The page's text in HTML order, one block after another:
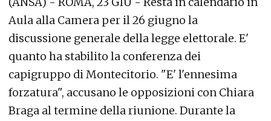
Aula alla Camera per il 26 giugno la
discussione generale della legge elettorale. E'
quanto ha stabilito la conferenza dei
capigruppo di Montecitorio. "E' l'ennesima
forzatura", accusano le opposizioni con Chiara
Braga al termine della riunione. Durante la